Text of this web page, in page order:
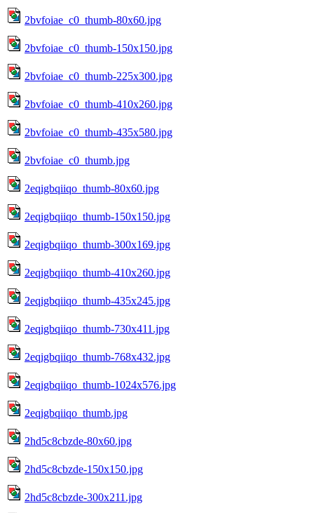
2bvfoiae_c0_thumb-80x60.jpg
2bvfoiae_c0_thumb-150x150.jpg
2bvfoiae_c0_thumb-225x300.jpg
2bvfoiae_c0_thumb-410x260.jpg
2bvfoiae_c0_thumb-435x580.jpg
2bvfoiae_c0_thumb.jpg
2eqigbqiiqo_thumb-80x60.jpg
2eqigbqiiqo_thumb-150x150.jpg
2eqigbqiiqo_thumb-300x169.jpg
2eqigbqiiqo_thumb-410x260.jpg
2eqigbqiiqo_thumb-435x245.jpg
2eqigbqiiqo_thumb-730x411.jpg
2eqigbqiiqo_thumb-768x432.jpg
2eqigbqiiqo_thumb-1024x576.jpg
2eqigbqiiqo_thumb.jpg
2hd5c8cbzde-80x60.jpg
2hd5c8cbzde-150x150.jpg
2hd5c8cbzde-300x211.jpg